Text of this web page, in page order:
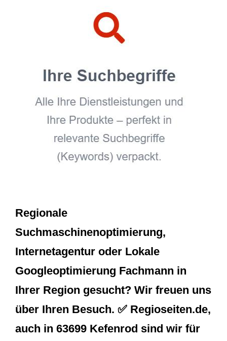
Regionale
Suchmaschinenoptimierung,
Internetagentur oder Lokale
Googleoptimierung Fachmann in
Ihrer Region gesucht? Wir freuen uns
über Ihren Besuch. ✅ Regioseiten.de,
auch in 63699 Kefenrod sind wir für